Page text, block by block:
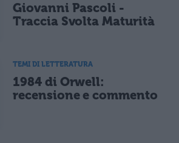
Giovanni Pascoli -
Traccia Svolta Maturità
TEMI DI LETTERATURA
1984 di Orwell:
recensione e commento